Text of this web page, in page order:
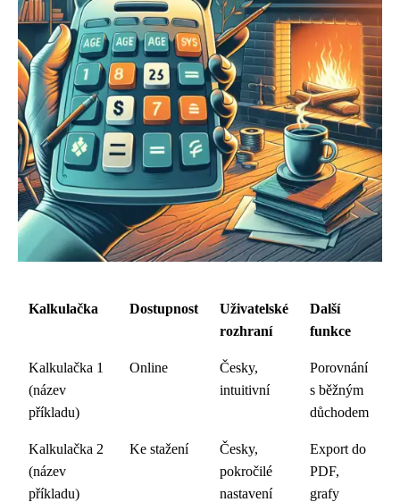
Kalkulačka Dostupnost
Uživatelské
rozhraní
Další
funkce
Kalkulačka 1
(název
příkladu)
Online
Česky,
intuitivní
Porovnání
s běžným
důchodem
Kalkulačka 2
(název
příkladu)
Ke stažení
Česky,
pokročilé
nastavení
Export do
PDF,
grafy